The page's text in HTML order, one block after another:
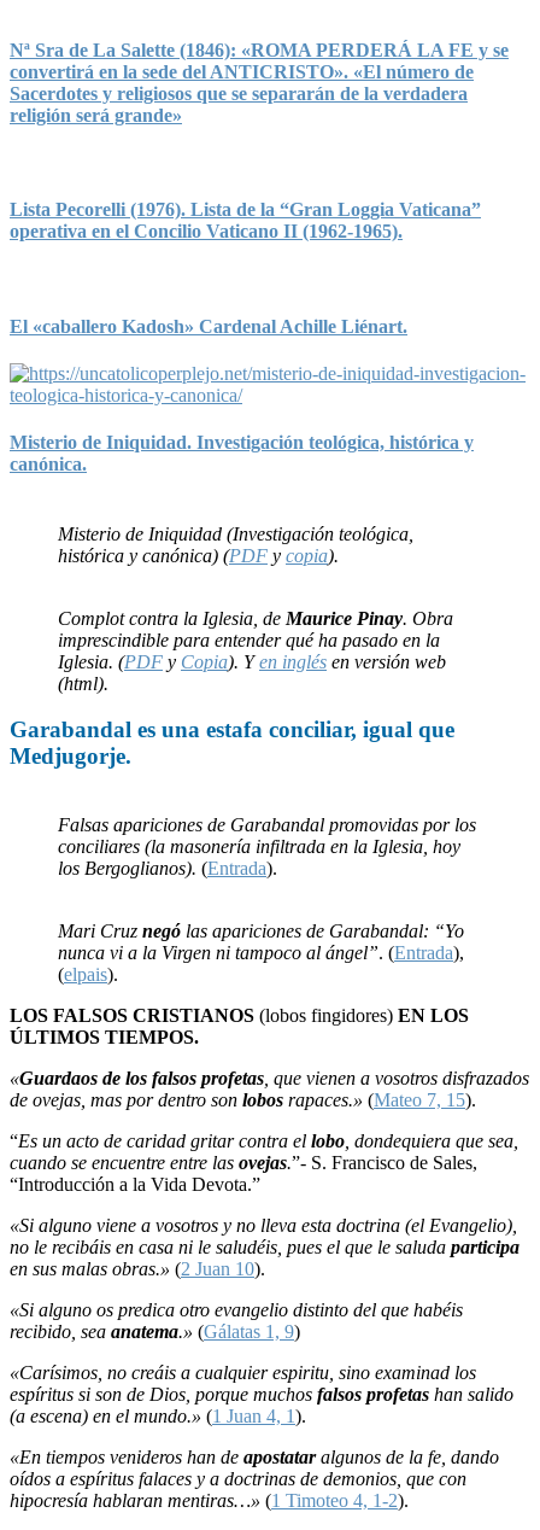
Nª Sra de La Salette (1846): «ROMA PERDERÁ LA FE y se
convertirá en la sede del ANTICRISTO». «El número de
Sacerdotes y religiosos que se separarán de la verdadera
religión será grande»
Lista Pecorelli (1976). Lista de la “Gran Loggia Vaticana”
operativa en el Concilio Vaticano II (1962-1965).
El «caballero Kadosh» Cardenal Achille Liénart.
Misterio de Iniquidad. Investigación teológica, histórica y
canónica.
Misterio de Iniquidad (Investigación teológica,
histórica y canónica) (PDF y copia).
Complot contra la Iglesia, de Maurice Pinay. Obra
imprescindible para entender qué ha pasado en la
Iglesia. (PDF y Copia). Yen inglés en versión web
(html).
Garabandal es una estafa conciliar, igual que
Medjugorje.
Falsas apariciones de Garabandal promovidas por los
conciliares (la masonería infiltrada en la Iglesia, hoy
los Bergoglianos). (Entrada).
Mari Cruz negó las apariciones de Garabandal: “Yo
nunca vi a la Virgen ni tampoco al ángel”. (Entrada),
(elpais).
LOS FALSOS CRISTIANOS (lobos fingidores) EN LOS
ÚLTIMOS TIEMPOS.
«Guardaos de los falsos profetas , que vienen a vosotros disfrazados
de ovejas, mas por dentro son lobos rapaces.» (Mateo 7, 15).
“Es un acto de caridad gritar contra el lobo , dondequiera que sea,
cuando se encuentre entre las ovejas.”- S. Francisco de Sales,
“Introducción a la Vida Devota.”
«Si alguno viene a vosotros y no lleva esta doctrina (el Evangelio),
no le recibáis en casa ni le saludéis, pues el que le saluda participa
en sus malas obras.» (2 Juan 10).
«Si alguno os predica otro evangelio distinto del que habéis
recibido, sea anatema.» (Gálatas 1, 9)
«Carísimos, no creáis a cualquier espiritu, sino examinad los
espíritus si son de Dios, porque muchos falsos profetas han salido
(a escena) en el mundo.» (1 Juan 4, 1).
«En tiempos venideros han de apostataralgunos de la fe, dando
oídos a espíritus falaces y a doctrinas de demonios, que con
hipocresía hablaran mentiras…» (1 Timoteo 4, 1-2).